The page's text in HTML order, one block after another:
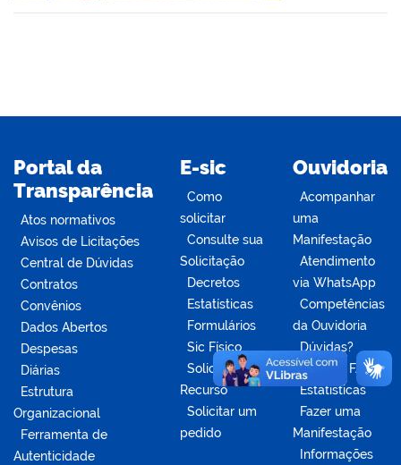
Portal da
Transparência
Atos normativos
Avisos de Licitações
Central de Dúvidas
Contratos
Convênios
Dados Abertos
Despesas
Diárias
Estrutura
Organizacional
Ferramenta de
Autenticidade
E-sic
Como
solicitar
Consulte sua
Solicitação
Decretos
Estatísticas
Formulários
Sic Físico
Solicitar
Recurso
Solicitar um
pedido
Ouvidoria
Acompanhar
uma
Manifestação
Atendimento
via WhatsApp
Competências
da Ouvidoria
Dúvidas?
Acesse o FAQ
Estatísticas
Fazer uma
Manifestação
Informações